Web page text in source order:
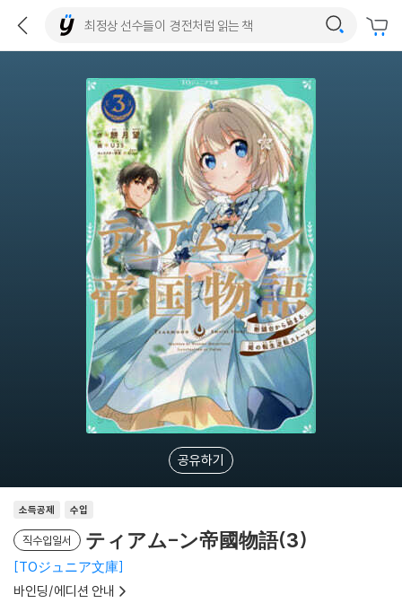
공유하기
소득공제 수입
직수입일서 ティアム-ン帝國物語(3)
TOジュニア文庫
바인딩/에디션 안내